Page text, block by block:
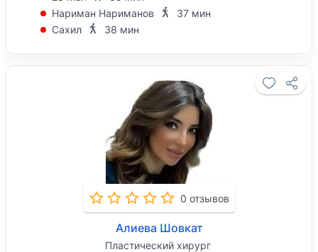
Нариман Нариманов
37 мин
Сахил
38 мин
0 отзывов
Алиева Шовкат
Пластический хирург